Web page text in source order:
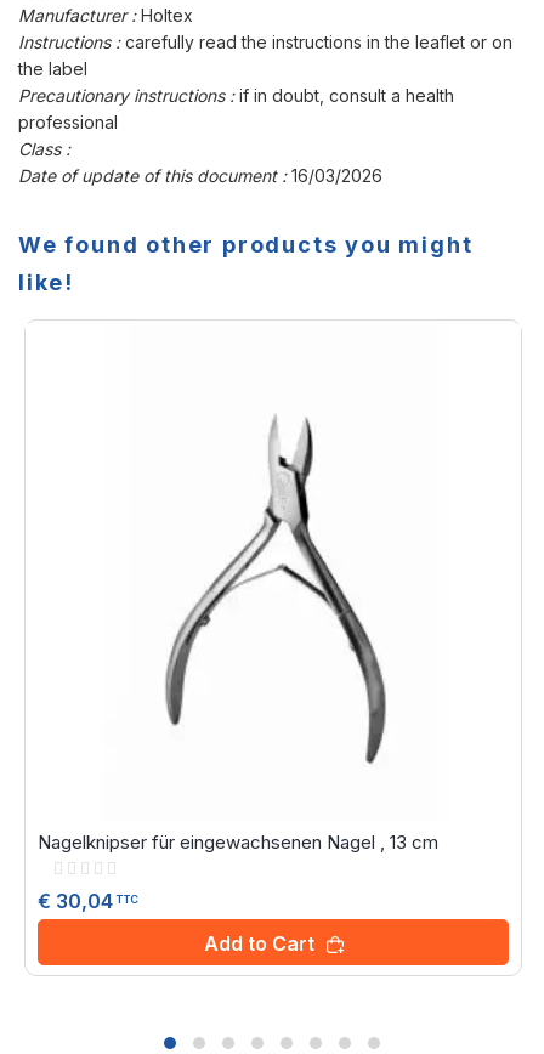
Manufacturer :Holtex
Instructions :carefully read the instructions in the leaflet or on
the label
Precautionary instructions :if in doubt, consult a health
professional
Class :
Date of update of this document :16/03/2026
We found other products you might
like!
Nagelknipser für eingewachsenen Nagel , 13 cm
Rating:
€ 30,04TTC
Add to Cart